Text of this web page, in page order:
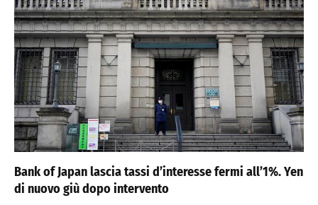
Bank of Japan lascia tassi d’interesse fermi all’1%. Yen
di nuovo giù dopo intervento